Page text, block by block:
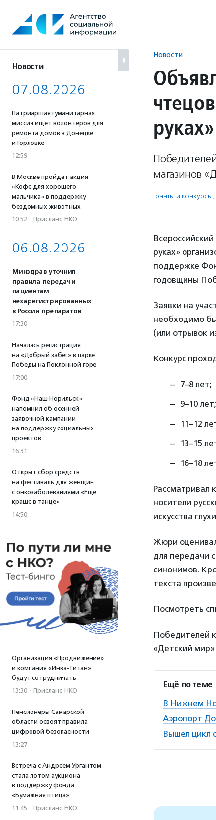
содержанию
Новости
07.08.2026
Патриаршая гуманитарная
миссия ищет волонтеров для
ремонта домов в Донецке
и Горловке
12:59
В Москве пройдет акция
«Кофе для хорошего
мальчика» в поддержку
бездомных животных
10:52 · Прислано НКО
06.08.2026
Минздрав уточнил
правила передачи
пациентам
незарегистрированных
в России препаратов
17:30
Началась регистрация
на «Добрый забег» в парке
Победы на Поклонной горе
17:00
Фонд «Наш Норильск»
напомнил об осенней
заявочной кампании
на поддержку социальных
проектов
16:31
Открыт сбор средств
на фестиваль для женщин
с онкозаболеваниями «Еще
краше в танце»
14:50
Организация «Продвижение»
и компания «Инва-Титан»
будут сотрудничать
13:30 · Прислано НКО
Пенсионеры Самарской
области освоят правила
цифровой безопасности
13:27
Встреча с Андреем Ургантом
стала лотом аукциона
в поддержку фонда
«Бумажная птица»
11:45 · Прислано НКО
Новости
магазинов
Гранты и конкурсы,
руках»
поддержке
годовщины
Заявки на
необходимо
(или отрывок
Конкурс
7–8 лет;
9–10 лет;
11–12
13–15
16–18
Рассматривал
носители
искусства
Жюри
для передачи
синонимов.
текста
Посмотреть
Победителей
«Детский
Ещё по теме
В Нижнем
Аэропорт
Вышел цикл